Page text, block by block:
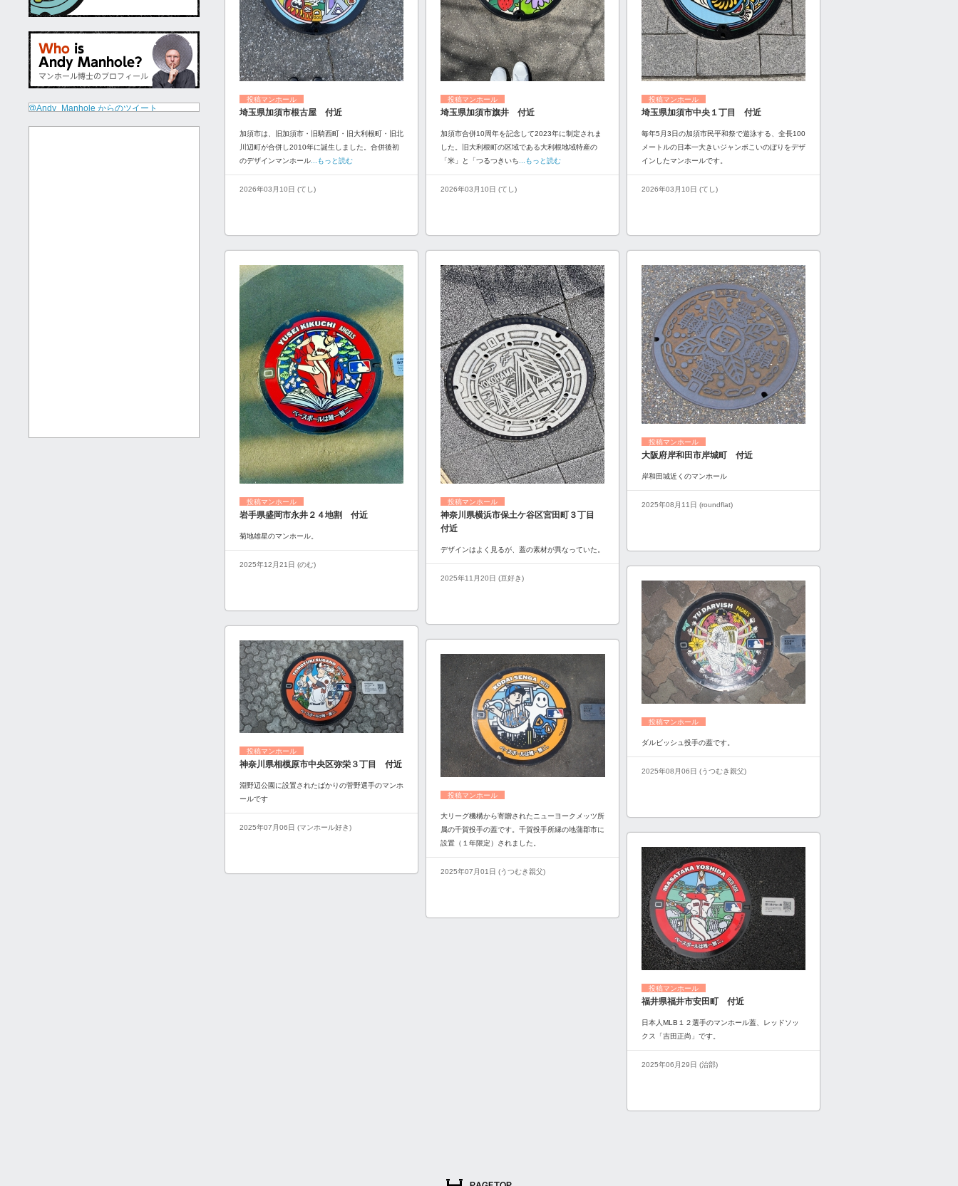
@Andy_Manhole からのツイート
投稿マンホール
埼玉県加須市根古屋 付近
加須市は、旧加須市・旧騎西町・旧大利根町・旧北
川辺町が合併し2010年に誕生しました。合併後初
のデザインマンホール ...もっと読む
2026年03月10日 (てし)
投稿マンホール
埼玉県加須市旗井 付近
加須市合併10周年を記念して2023年に制定されま
した。旧大利根町の区域である大利根地域特産の
「米」と「つるつきいち ...もっと読む
2026年03月10日 (てし)
投稿マンホール
埼玉県加須市中央１丁目 付近
毎年5月3日の加須市民平和祭で遊泳する、全長100
メートルの日本一大きいジャンボこいのぼりをデザ
インしたマンホールです。
2026年03月10日 (てし)
投稿マンホール
岩手県盛岡市永井２４地割 付近
菊地雄星のマンホール。
2025年12月21日 (のむ)
投稿マンホール
神奈川県横浜市保土ケ谷区宮田町３丁目
付近
デザインはよく見るが、蓋の素材が異なっていた。
2025年11月20日 (豆好き)
投稿マンホール
大阪府岸和田市岸城町 付近
岸和田城近くのマンホール
2025年08月11日 (roundflat)
投稿マンホール
ダルビッシュ投手の蓋です。
2025年08月06日 (うつむき親父)
投稿マンホール
神奈川県相模原市中央区弥栄３丁目 付近
淵野辺公園に設置されたばかりの菅野選手のマンホ
ールです
2025年07月06日 (マンホール好き)
投稿マンホール
大リーグ機構から寄贈されたニューヨークメッツ所
属の千賀投手の蓋です。千賀投手所縁の地蒲郡市に
設置（１年限定）されました。
2025年07月01日 (うつむき親父)
投稿マンホール
福井県福井市安田町 付近
日本人MLB１２選手のマンホール蓋、レッドソッ
クス「吉田正尚」です。
2025年06月29日 (治部)